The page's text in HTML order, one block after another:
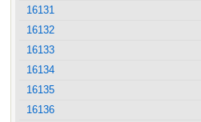
16131
16132
16133
16134
16135
16136